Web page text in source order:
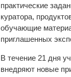
практические
куратора,
обучающие
приглашенных
В течение 21 дня
внедряют новые